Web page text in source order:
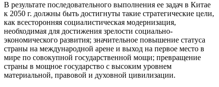
В результате последовательного выполнения ее задач в Китае
к 2050 г. должны быть достигнуты такие стратегические цели,
как всесторонняя социалистическая модернизация,
необходимая для достижения зрелости социально-
экономического развития; значительное повышение статуса
страны на международной арене и выход на первое место в
мире по совокупной государственной мощи; превращение
страны в мощное государство с высоким уровнем
материальной, правовой и духовной цивилизации.